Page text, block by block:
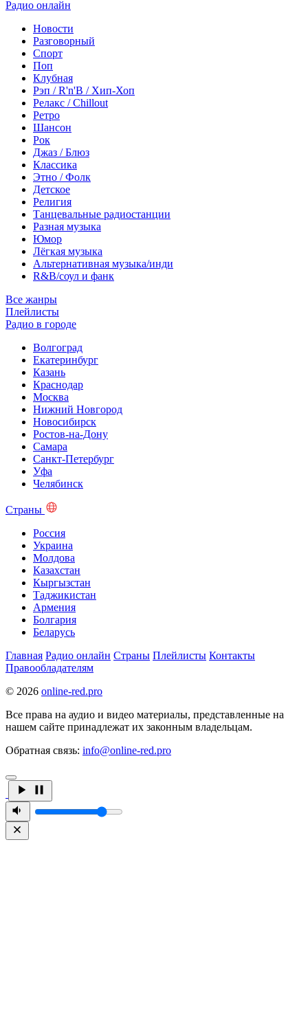
Радио онлайн
Новости
Разговорный
Спорт
Поп
Клубная
Рэп / R'n'B / Хип-Хоп
Релакс / Chillout
Ретро
Шансон
Рок
Джаз / Блюз
Классика
Этно / Фолк
Детское
Религия
Танцевальные радиостанции
Разная музыка
Юмор
Лёгкая музыка
Альтернативная музыка/инди
R&B/cоул и фанк
Все жанры
Плейлисты
Радио в городе
Волгоград
Екатеринбург
Казань
Краснодар
Москва
Нижний Новгород
Новосибирск
Ростов-на-Дону
Самара
Санкт-Петербург
Уфа
Челябинск
Страны
Россия
Украина
Молдова
Казахстан
Кыргызстан
Таджикистан
Армения
Болгария
Беларусь
Главная Радио онлайн Страны Плейлисты Контакты
Правообладателям
© 2026 online-red.pro
Все права на аудио и видео материалы, представленные на
нашем сайте принадлежат их законным владельцам.
Обратная связь: info@online-red.pro